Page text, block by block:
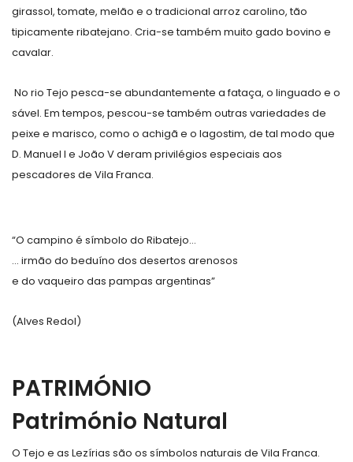
girassol, tomate, melão e o tradicional arroz carolino, tão
tipicamente ribatejano. Cria-se também muito gado bovino e
cavalar.
No rio Tejo pesca-se abundantemente a fataça, o linguado e o
sável. Em tempos, pescou-se também outras variedades de
peixe e marisco, como o achigã e o lagostim, de tal modo que
D. Manuel I e João V deram privilégios especiais aos
pescadores de Vila Franca.
“O campino é símbolo do Ribatejo…
… irmão do beduíno dos desertos arenosos
e do vaqueiro das pampas argentinas”
(Alves Redol)
PATRIMÓNIO
Património Natural
O Tejo e as Lezírias são os símbolos naturais de Vila Franca.